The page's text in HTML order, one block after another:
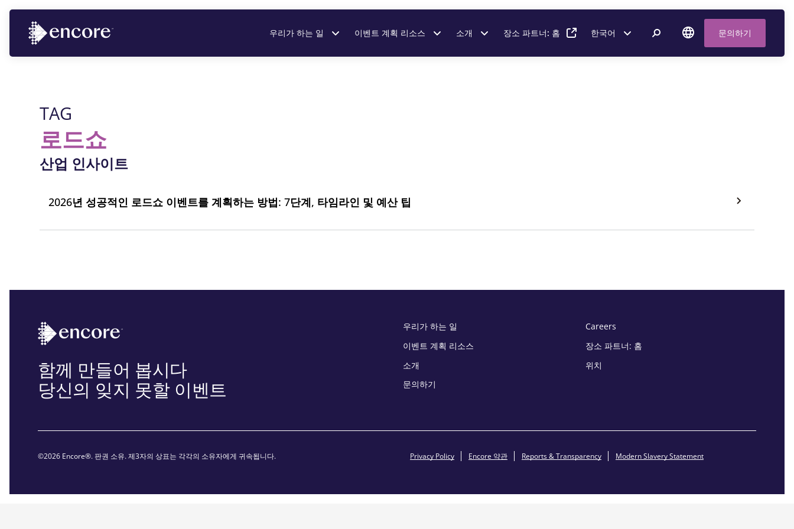
우리가 하는 일 이벤트 계획 리소스 소개 장소 파트너: 홈 한국어 문의하기
TAG
로드쇼
산업 인사이트
2026년 성공적인 로드쇼 이벤트를 계획하는 방법: 7단계, 타임라인 및 예산 팁
함께 만들어 봅시다
당신의 잊지 못할 이벤트
우리가 하는 일
이벤트 계획 리소스
소개
문의하기
Careers
장소 파트너: 홈
위치
©2026 Encore®. 판권 소유. 제3자의 상표는 각각의 소유자에게 귀속됩니다. Privacy Policy Encore 약관 Reports & Transparency Modern Slavery Statement